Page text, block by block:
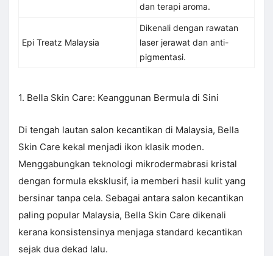
dan terapi aroma.
Epi Treatz Malaysia
Dikenali dengan rawatan
laser jerawat dan anti-
pigmentasi.
1. Bella Skin Care: Keanggunan Bermula di Sini
Di tengah lautan salon kecantikan di Malaysia, Bella
Skin Care kekal menjadi ikon klasik moden.
Menggabungkan teknologi mikrodermabrasi kristal
dengan formula eksklusif, ia memberi hasil kulit yang
bersinar tanpa cela. Sebagai antara salon kecantikan
paling popular Malaysia, Bella Skin Care dikenali
kerana konsistensinya menjaga standard kecantikan
sejak dua dekad lalu.